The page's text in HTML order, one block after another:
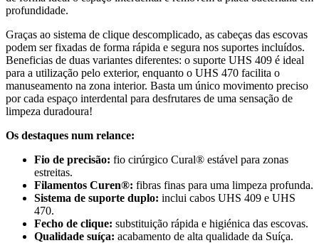
profundidade.
Graças ao sistema de clique descomplicado, as cabeças das escovas
podem ser fixadas de forma rápida e segura nos suportes incluídos.
Beneficias de duas variantes diferentes: o suporte UHS 409 é ideal
para a utilização pelo exterior, enquanto o UHS 470 facilita o
manuseamento na zona interior. Basta um único movimento preciso
por cada espaço interdental para desfrutares de uma sensação de
limpeza duradoura!
Os destaques num relance:
Fio de precisão: fio cirúrgico Cural® estável para zonas
estreitas.
Filamentos Curen®: fibras finas para uma limpeza profunda.
Sistema de suporte duplo: inclui cabos UHS 409 e UHS
470.
Fecho de clique: substituição rápida e higiénica das escovas.
Qualidade suíça: acabamento de alta qualidade da Suíça.